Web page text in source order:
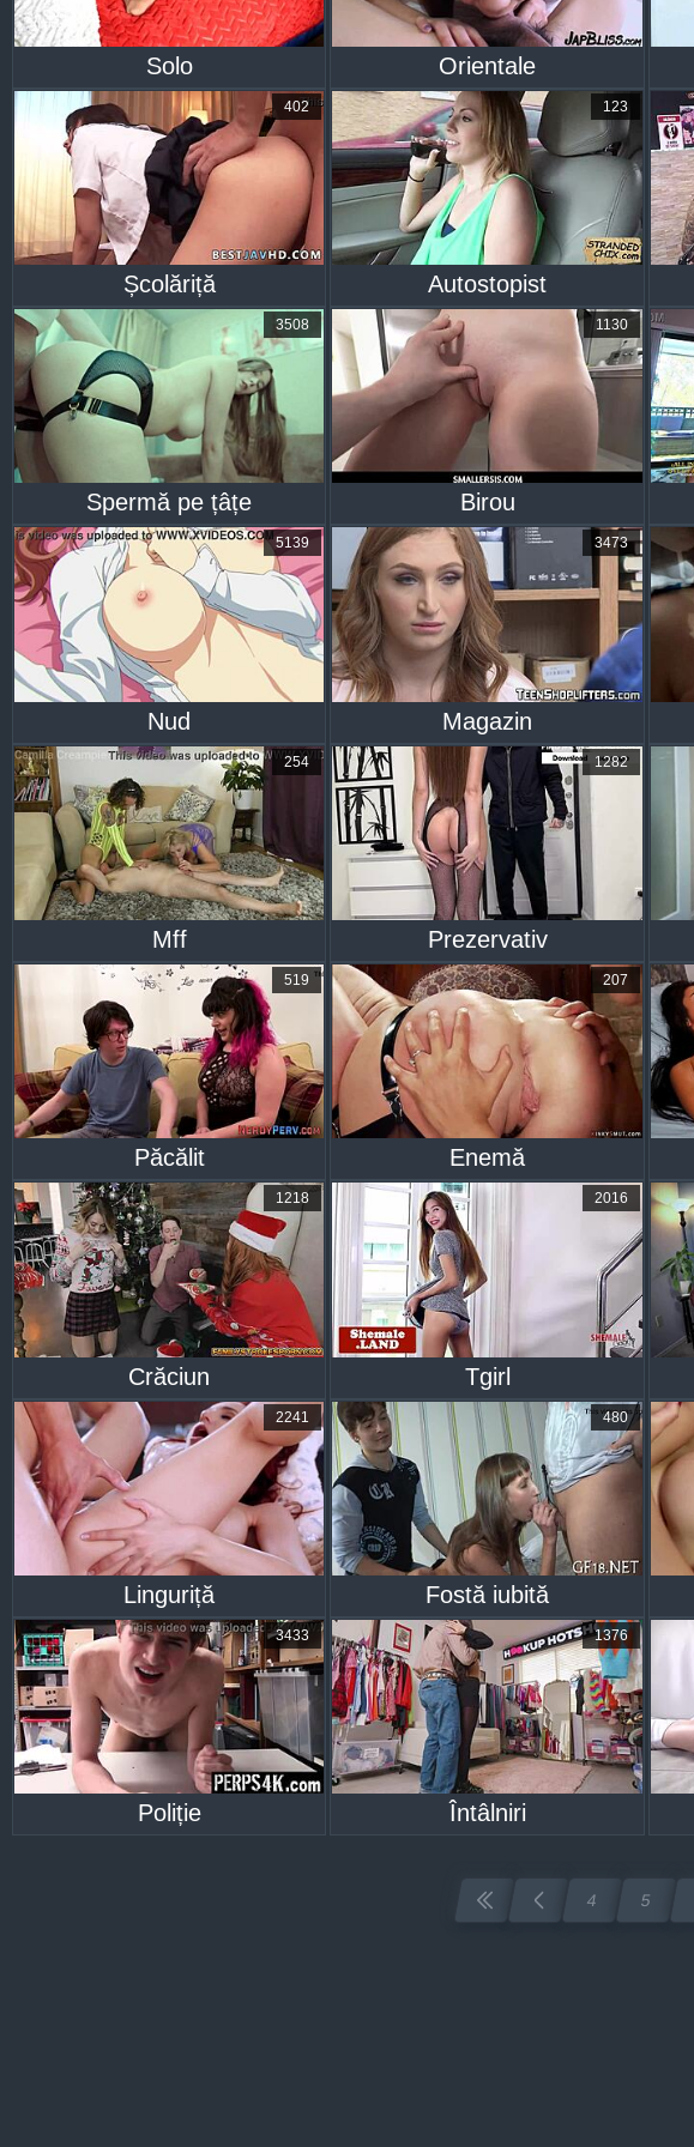
Solo Orientale
402
Școlăriță
123
Autostopist
3508
Spermă pe țâțe
1130
Birou
5139
Nud
3473
Magazin
254
Mff
1282
Prezervativ
519
Păcălit
207
Enemă
1218
Crăciun
2016
Tgirl
2241
Linguriță
480
Fostă iubită
3433
Poliție
1376
Întâlniri
4 5